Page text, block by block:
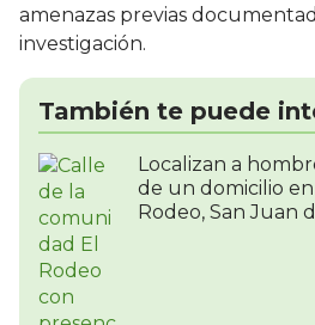
amenazas previas
investigación.
También te puede
Localizan a
de un domicilio
Rodeo, San Juan